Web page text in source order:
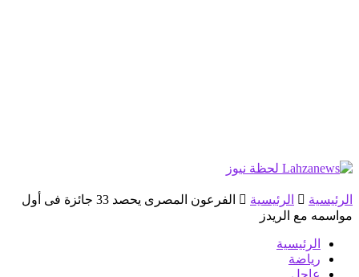
الرئيسية الرئيسية
الفرعون المصرى يحصد 33 جائزة فى أول
مواسمه مع الريدز
الرئيسية
رياضة
عاجل